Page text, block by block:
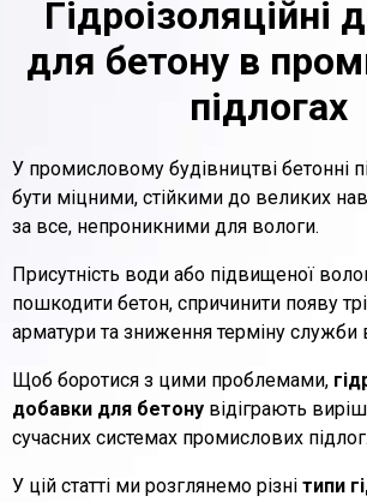
Гідроізоляційні
для бетону в
підлогах
У промисловому будівництві бетонні
бути міцними, стійкими до великих
за все, непроникними для вологи.
Присутність води або підвищеної
пошкодити бетон, спричинити появу
арматури та зниження терміну служби
Щоб боротися з цими проблемами,
добавки для бетону відіграють
сучасних системах промислових підлог.
У цій статті ми розглянемо різні типи